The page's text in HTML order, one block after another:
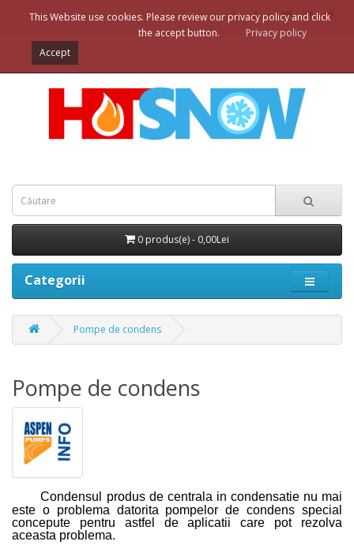
0 produs(e) - 0,00Lei
Categorii
Pompe de condens
Pompe de condens
Condensul produs de centrala in condensatie nu mai
este o problema datorita pompelor de condens special
concepute pentru astfel de aplicatii care pot rezolva
aceasta problema.
This Website use cookies. Please review our privacy policy and click
the accept button.
Privacy policy
Accept